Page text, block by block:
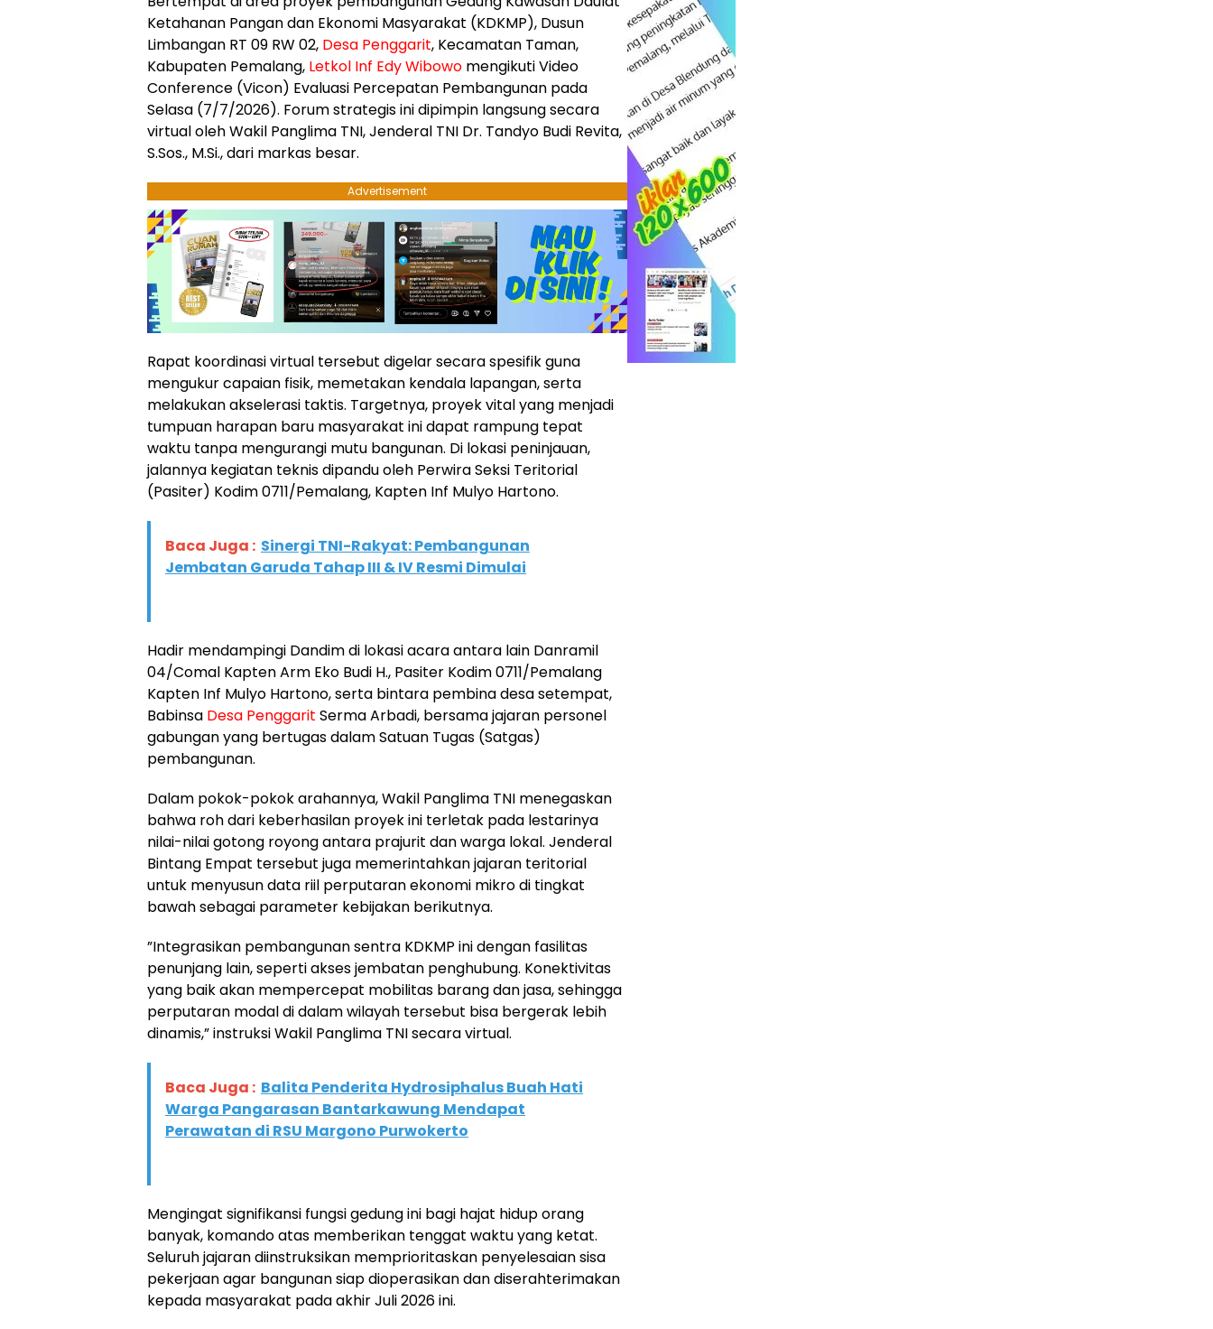
Ketahanan Pangan dan Ekonomi Masyarakat (KDKMP), Dusun
Limbangan RT 09 RW 02, Desa Penggarit, Kecamatan Taman,
Kabupaten Pemalang, Letkol Inf Edy Wibowo mengikuti Video
Conference (Vicon) Evaluasi Percepatan Pembangunan pada
Selasa (7/7/2026). Forum strategis ini dipimpin langsung secara
virtual oleh Wakil Panglima TNI, Jenderal TNI Dr. Tandyo Budi Revita,
S.Sos., M.Si., dari markas besar.
Advertisement
​Rapat koordinasi virtual tersebut digelar secara spesifik guna
mengukur capaian fisik, memetakan kendala lapangan, serta
melakukan akselerasi taktis. Targetnya, proyek vital yang menjadi
tumpuan harapan baru masyarakat ini dapat rampung tepat
waktu tanpa mengurangi mutu bangunan. Di lokasi peninjauan,
jalannya kegiatan teknis dipandu oleh Perwira Seksi Teritorial
(Pasiter) Kodim 0711/Pemalang, Kapten Inf Mulyo Hartono.
Baca Juga : Sinergi TNI-Rakyat: Pembangunan
Jembatan Garuda Tahap III & IV Resmi Dimulai
​Hadir mendampingi Dandim di lokasi acara antara lain Danramil
04/Comal Kapten Arm Eko Budi H., Pasiter Kodim 0711/Pemalang
Kapten Inf Mulyo Hartono, serta bintara pembina desa setempat,
Babinsa Desa Penggarit Serma Arbadi, bersama jajaran personel
gabungan yang bertugas dalam Satuan Tugas (Satgas)
pembangunan.
​Dalam pokok-pokok arahannya, Wakil Panglima TNI menegaskan
bahwa roh dari keberhasilan proyek ini terletak pada lestarinya
nilai-nilai gotong royong antara prajurit dan warga lokal. Jenderal
Bintang Empat tersebut juga memerintahkan jajaran teritorial
untuk menyusun data riil perputaran ekonomi mikro di tingkat
bawah sebagai parameter kebijakan berikutnya.
​”Integrasikan pembangunan sentra KDKMP ini dengan fasilitas
penunjang lain, seperti akses jembatan penghubung. Konektivitas
yang baik akan mempercepat mobilitas barang dan jasa, sehingga
perputaran modal di dalam wilayah tersebut bisa bergerak lebih
dinamis,” instruksi Wakil Panglima TNI secara virtual.
Baca Juga : Balita Penderita Hydrosiphalus Buah Hati
Warga Pangarasan Bantarkawung Mendapat
Perawatan di RSU Margono Purwokerto
​Mengingat signifikansi fungsi gedung ini bagi hajat hidup orang
banyak, komando atas memberikan tenggat waktu yang ketat.
Seluruh jajaran diinstruksikan memprioritaskan penyelesaian sisa
pekerjaan agar bangunan siap dioperasikan dan diserahterimakan
kepada masyarakat pada akhir Juli 2026 ini.